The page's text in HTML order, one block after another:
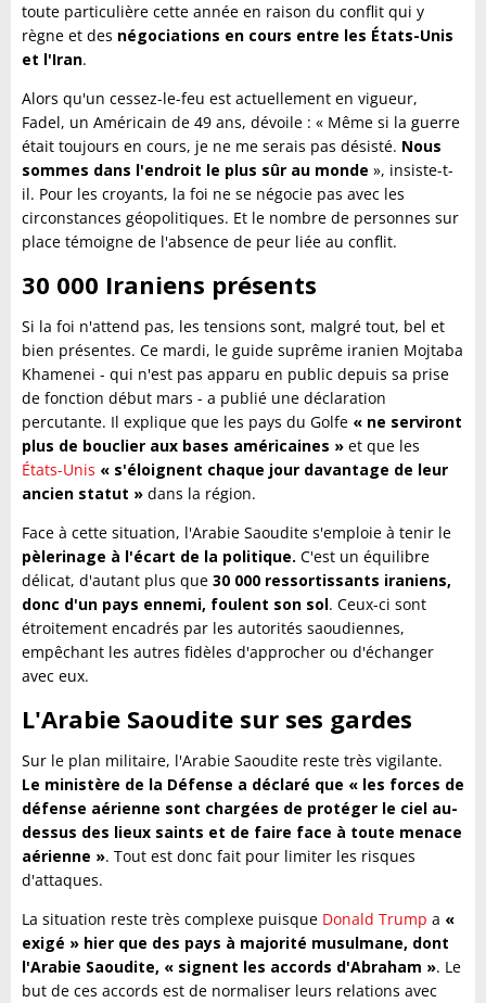
toute particulière cette année en raison du conflit qui y
règne et des négociations en cours entre les États-Unis
et l'Iran.
Alors qu'un cessez-le-feu est actuellement en vigueur,
Fadel, un Américain de 49 ans, dévoile : « Même si la guerre
était toujours en cours, je ne me serais pas désisté. Nous
sommes dans l'endroit le plus sûr au monde », insiste-t-
il. Pour les croyants, la foi ne se négocie pas avec les
circonstances géopolitiques. Et le nombre de personnes sur
place témoigne de l'absence de peur liée au conflit.
30 000 Iraniens présents
Si la foi n'attend pas, les tensions sont, malgré tout, bel et
bien présentes. Ce mardi, le guide suprême iranien Mojtaba
Khamenei - qui n'est pas apparu en public depuis sa prise
de fonction début mars - a publié une déclaration
percutante. Il explique que les pays du Golfe « ne serviront
plus de bouclier aux bases américaines » et que les
États-Unis « s'éloignent chaque jour davantage de leur
ancien statut » dans la région.
Face à cette situation, l'Arabie Saoudite s'emploie à tenir le
pèlerinage à l'écart de la politique. C'est un équilibre
délicat, d'autant plus que 30 000 ressortissants iraniens,
donc d'un pays ennemi, foulent son sol. Ceux-ci sont
étroitement encadrés par les autorités saoudiennes,
empêchant les autres fidèles d'approcher ou d'échanger
avec eux.
L'Arabie Saoudite sur ses gardes
Sur le plan militaire, l'Arabie Saoudite reste très vigilante.
Le ministère de la Défense a déclaré que « les forces de
défense aérienne sont chargées de protéger le ciel au-
dessus des lieux saints et de faire face à toute menace
aérienne ». Tout est donc fait pour limiter les risques
d'attaques.
La situation reste très complexe puisque Donald Trump a «
exigé » hier que des pays à majorité musulmane, dont
l'Arabie Saoudite, « signent les accords d'Abraham ». Le
but de ces accords est de normaliser leurs relations avec